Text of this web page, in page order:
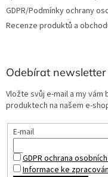
GDPR/Podmínky ochrany
Recenze produktů a
Odebírat newsletter
Vložte svůj e-mail a my
produktech na našem e-
E-mail
GDPR ochrana
Informace ke